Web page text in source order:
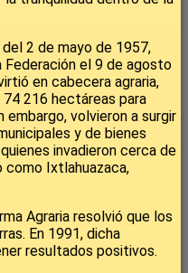
2 de mayo de 1957,
Federación el 9 de agosto
en cabecera agraria,
216 hectáreas para
embargo, volvieron a surgir
y de bienes
invadieron cerca de
como Ixtlahuazaca,
Agraria resolvió que los
En 1991, dicha
resultados positivos.